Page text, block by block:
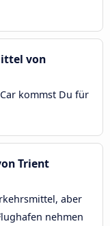
von
kommst Du für
Trient
aber
nehmen